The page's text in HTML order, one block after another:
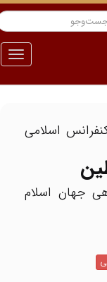
منو
اسلامی
جهان اسلام